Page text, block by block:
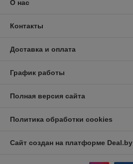
О нас
Контакты
Доставка и оплата
График работы
Полная версия сайта
Политика обработки cookies
Сайт создан на платформе Deal.by